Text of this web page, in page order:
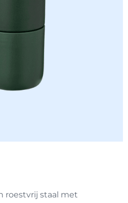
roestvrij staal met